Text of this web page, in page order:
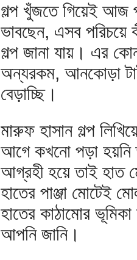
গল্প খুঁজতে গিয়েই আজ
ভাবছেন, এসব
গল্প জানা যায়। এর
অন্যরকম, আনকোড়া
বেড়াচ্ছি।
মারুফ হাসান গল্প
আগে কখনো পড়া হয়নি
আগ্রহী হয়ে তাই হাত
হাতের পাঞ্জা মোটেই
হাতের কাঠামোর
আপনি জানি।